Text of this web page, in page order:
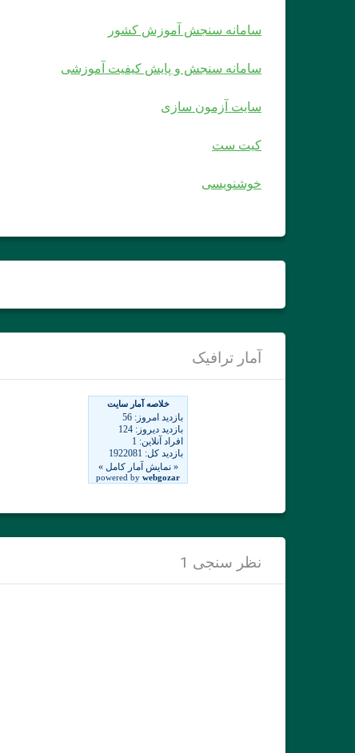
سامانه سنجش آموزش کشور
سامانه سنجش و پایش کیفیت آموزشی
سایت آزمون سازی
کیت ست
خوشنویسی
آمار ترافیک
نظر سنجی 1